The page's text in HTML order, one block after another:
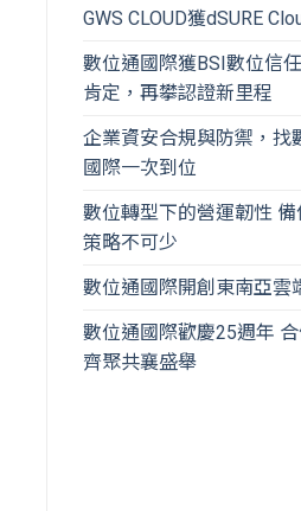
GWS CLOUD獲dSURE
數位通國際獲BSI數位信
肯定，再攀認證新里程
企業資安合規與防禦，找
國際一次到位
數位轉型下的營運韌性
策略不可少
數位通國際開創東南亞雲
數位通國際歡慶25週年
齊聚共襄盛舉